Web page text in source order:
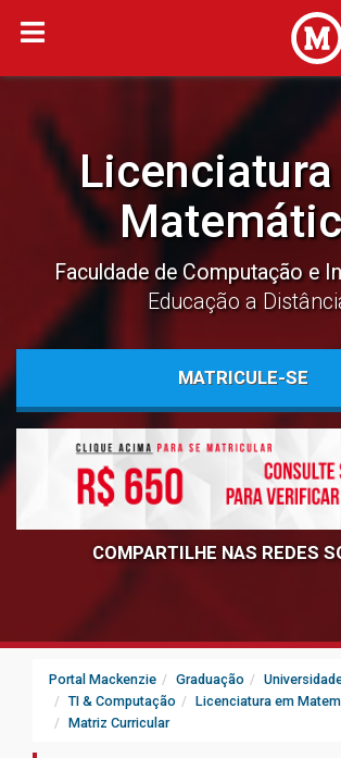
Faculdade de Computação e
Educação a
MATRICULE-SE
COMPARTILHE NAS REDES
Portal Mackenzie Graduação
TI & Computação
Licenciatura em
Matriz Curricular